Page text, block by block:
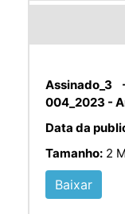
Assinado_3
004_2023 -
Data da
Tamanho: 2
Baixar